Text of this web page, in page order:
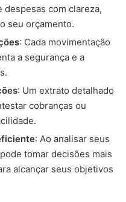
despesas com clareza,
seu orçamento.
: Cada movimentação
a segurança e a
: Um extrato detalhado
cobranças ou
: Ao analisar seus
tomar decisões mais
alcançar seus objetivos